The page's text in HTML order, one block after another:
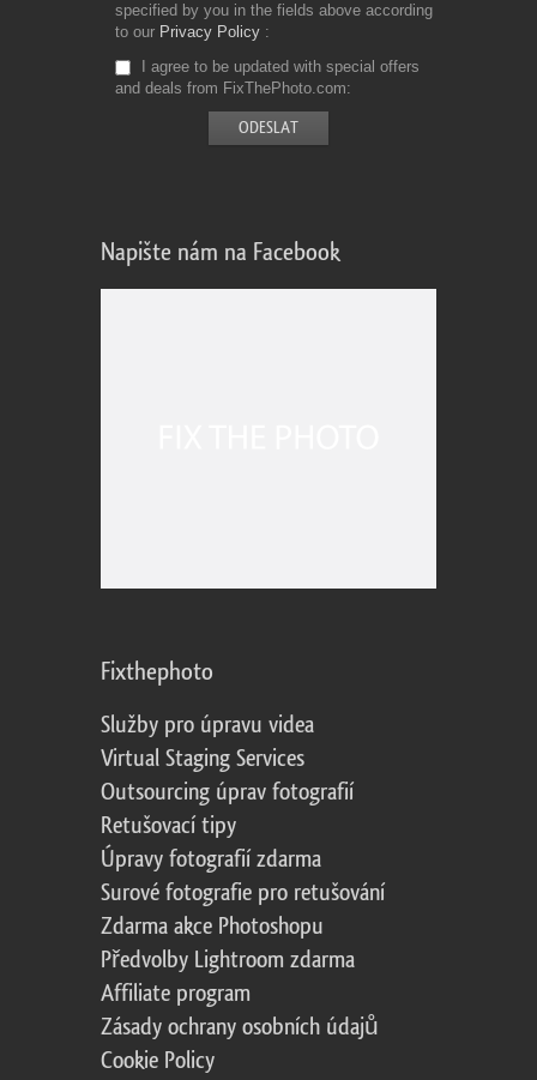
specified by you in the fields above according
to our Privacy Policy
I agree to be updated with special offers
and deals from FixThePhoto.com
Napište nám na Facebook
Fixthephoto
Služby pro úpravu videa
Virtual Staging Services
Outsourcing úprav fotografií
Retušovací tipy
Úpravy fotografií zdarma
Surové fotografie pro retušování
Zdarma akce Photoshopu
Předvolby Lightroom zdarma
Affiliate program
Zásady ochrany osobních údajů
Cookie Policy